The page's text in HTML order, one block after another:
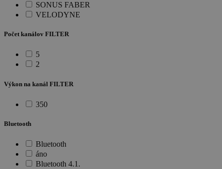
SONUS FABER
VELODYNE
Počet kanálov FILTER
5
2
Výkon na kanál FILTER
350
Bluetooth
Bluetooth
áno
Bluetooth 4.1.